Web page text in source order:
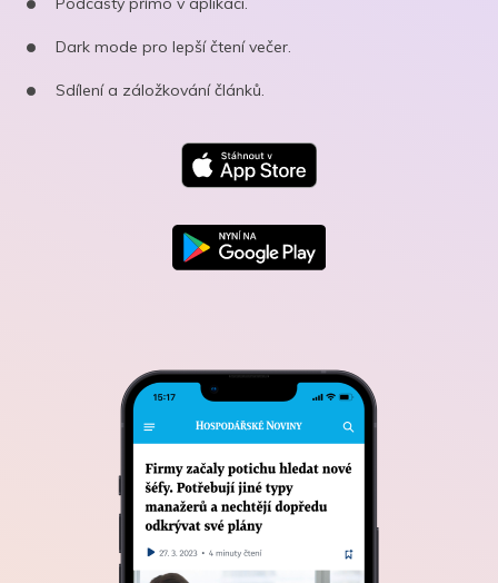
Dark mode pro lepší čtení večer.
Sdílení a záložkování článků.